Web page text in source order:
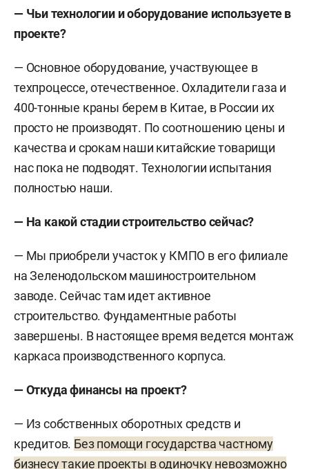
— Чьи технологии и оборудование используете в
проекте?
— Основное оборудование, участвующее в
техпроцессе, отечественное. Охладители газа и
400-тонные краны берем в Китае, в России их
просто не производят. По соотношению цены и
качества и срокам наши китайские товарищи
нас пока не подводят. Технологии испытания
полностью наши.
— На какой стадии строительство сейчас?
— Мы приобрели участок у КМПО в его филиале
на Зеленодольском машиностроительном
заводе. Сейчас там идет активное
строительство. Фундаментные работы
завершены. В настоящее время ведется монтаж
каркаса производственного корпуса.
— Откуда финансы на проект?
— Из собственных оборотных средств и
кредитов. Без помощи государства частному
бизнесу такие проекты в одиночку невозможно